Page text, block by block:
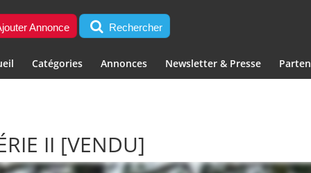
Annonce Rechercher
Catégories Annonces Newsletter & Presse
II [VENDU]